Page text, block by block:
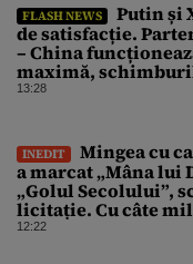
FLASH NEWS
Putin și
de satisfacție.
– China
maximă,
ating niveluri record
13:28
INEDIT
Mingea cu
a marcat „Mâna lui
„Golul Secolului”,
licitație. Cu câte
dolari ar putea fi
12:22